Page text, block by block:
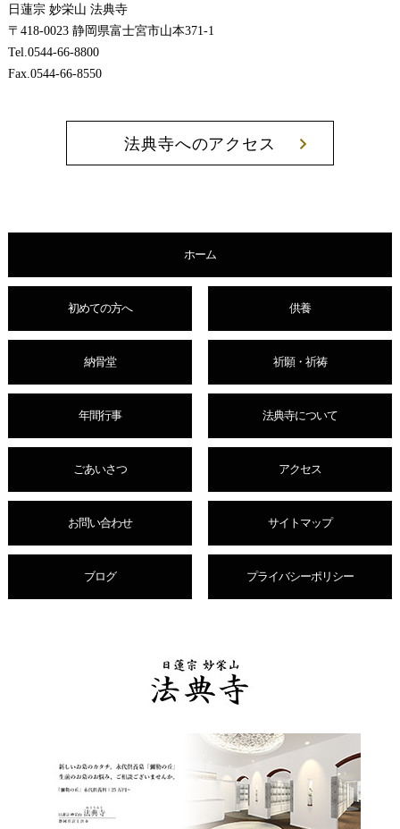
日蓮宗 妙栄山 法典寺
〒418-0023 静岡県富士宮市山本371-1
Tel.0544-66-8800
Fax.0544-66-8550
法典寺へのアクセス
ホーム
初めての方へ 供養
納骨堂 祈願・祈祷
年間行事 法典寺について
ごあいさつ アクセス
お問い合わせ サイトマップ
ブログ プライバシーポリシー